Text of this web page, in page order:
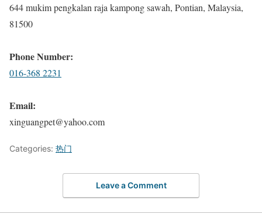
644 mukim pengkalan raja kampong sawah, Pontian, Malaysia,
81500
Phone Number:
016-368 2231
Email:
xinguangpet@yahoo.com
Categories: 热门
Leave a Comment